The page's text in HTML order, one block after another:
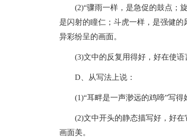
(2)“骤雨一样，是急促的鼓点；
是闪射的瞳仁；斗虎一样，是强健
异彩纷呈的画面。
(3)文中的反复用得好，好在使语
D、从写法上说：
(1)“耳畔是一声渺远的鸡啼”写得
(2)文中开头的静态描写好，好
画面美。